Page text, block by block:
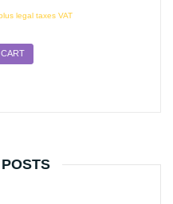
legal taxes VAT